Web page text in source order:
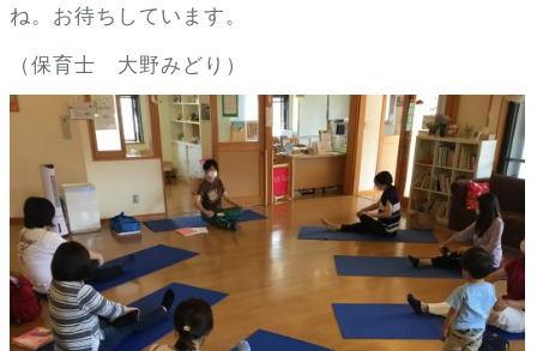
ね。お待ちしています。
（保育士 大野みどり）